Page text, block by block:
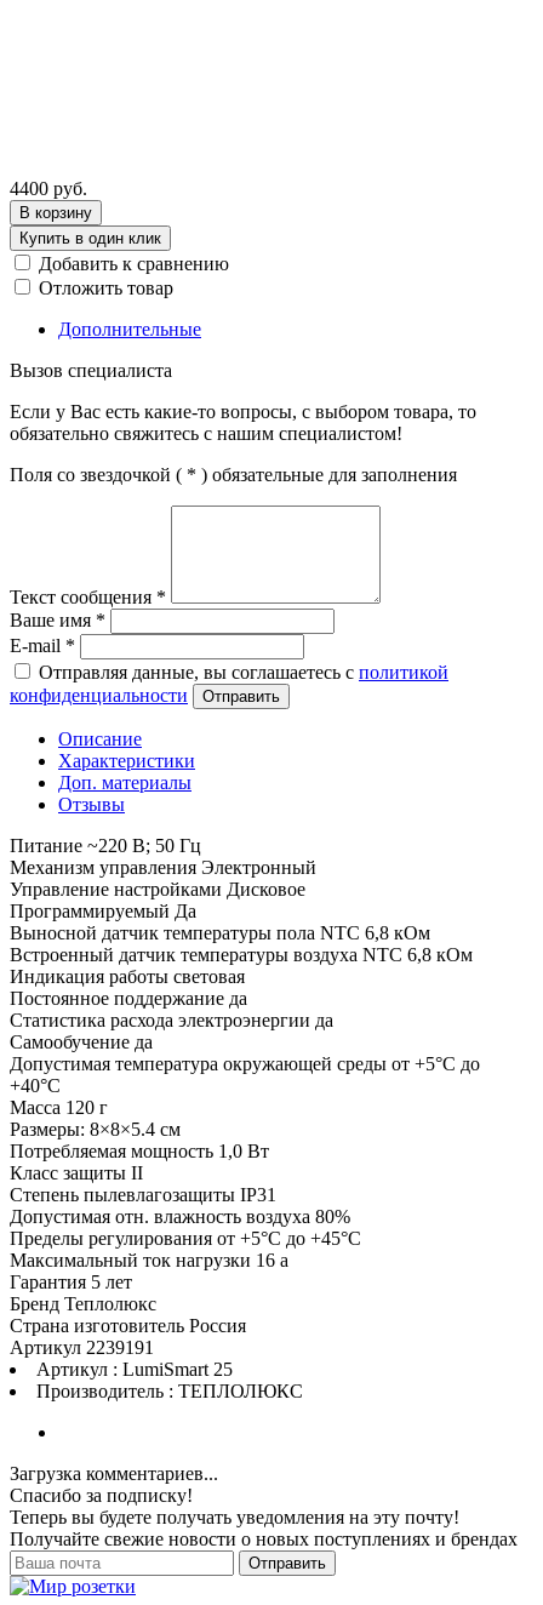
4400 руб.
В корзину
Купить в один клик
Добавить к сравнению
Отложить товар
Дополнительные
Вызов специалиста
Если у Вас есть какие-то вопросы, с выбором товара, то
обязательно свяжитесь с нашим специалистом!
Поля со звездочкой ( * ) обязательные для заполнения
Текст сообщения *
Ваше имя *
E-mail *
Отправляя данные, вы соглашаетесь с политикой
конфиденциальности
Отправить
Описание
Характеристики
Доп. материалы
Отзывы
Питание ~220 В; 50 Гц
Механизм управления Электронный
Управление настройками Дисковое
Программируемый Да
Выносной датчик температуры пола NTC 6,8 кОм
Встроенный датчик температуры воздуха NTC 6,8 кОм
Индикация работы световая
Постоянное поддержание да
Статистика расхода электроэнергии да
Самообучение да
Допустимая температура окружающей среды от +5°С до
+40°С
Масса 120 г
Размеры: 8×8×5.4 см
Потребляемая мощность 1,0 Вт
Класс защиты II
Степень пылевлагозащиты IP31
Допустимая отн. влажность воздуха 80%
Пределы регулирования от +5°С до +45°С
Максимальный ток нагрузки 16 а
Гарантия 5 лет
Бренд Теплолюкс
Страна изготовитель Россия
Артикул 2239191
Артикул : LumiSmart 25
Производитель : ТЕПЛОЛЮКС
Загрузка комментариев...
Спасибо за подписку!
Теперь вы будете получать уведомления на эту почту!
Получайте свежие новости о новых поступлениях и брендах
Отправить